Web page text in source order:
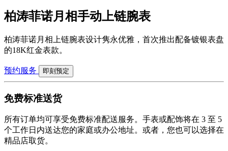
柏涛菲诺月相手动上链腕表
柏涛菲诺月相上链腕表设计隽永优雅，首次推出配备镀银表盘
的18K红金表款。
预约服务 即刻预定
免费标准送货
所有订单均可享受免费标准配送服务。手表或配饰将在 3 至 5
个工作日内送达您的家庭或办公地址。或者，您也可以选择在
精品店取货。